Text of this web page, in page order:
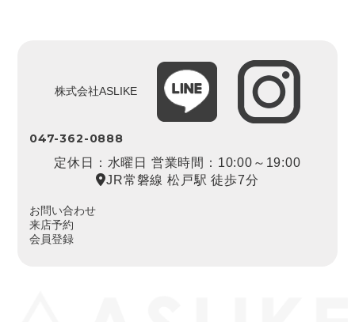
株式会社ASLIKE
047-362-0888
定休日：水曜日 営業時間：10:00～19:00
JR常磐線 松戸駅 徒歩7分
お問い合わせ
来店予約
会員登録